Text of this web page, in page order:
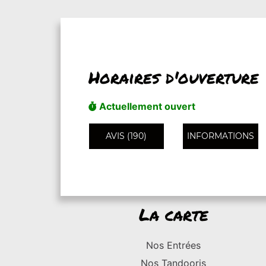
Horaires d'ouverture
Actuellement ouvert
AVIS (190) INFORMATIONS
La carte
Nos Entrées
Nos Tandooris